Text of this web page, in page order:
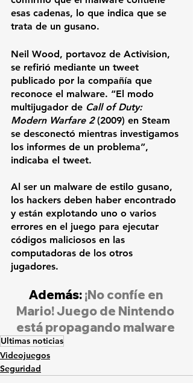
esas cadenas, lo que indica que se
trata de un gusano.
Neil Wood, portavoz de Activision,
se refirió mediante un tweet
publicado por la compañía que
reconoce el malware. “El modo
multijugador de Call of Duty:
Modern Warfare 2 (2009) en Steam
se desconectó mientras investigamos
los informes de un problema”,
indicaba el tweet.
Al ser un malware de estilo gusano,
los hackers deben haber encontrado
y están explotando uno o varios
errores en el juego para ejecutar
códigos maliciosos en las
computadoras de los otros
jugadores.
Además: ¡No confíe en
Mario! Juego de Nintendo
está propagando malware
Ultimas noticias
Videojuegos
Seguridad